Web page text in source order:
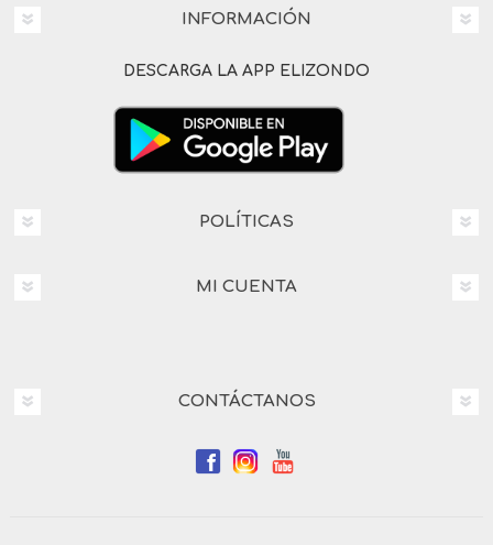
INFORMACIÓN
DESCARGA LA APP ELIZONDO
POLÍTICAS
MI CUENTA
CONTÁCTANOS